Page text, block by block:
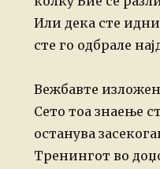
Или дека сте
сте го одбрале
Вежбавте
Сето тоа знаење
останува
Тренингот во